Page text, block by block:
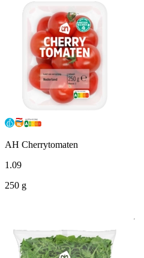
AH Cherrytomaten
1 .09
250 g